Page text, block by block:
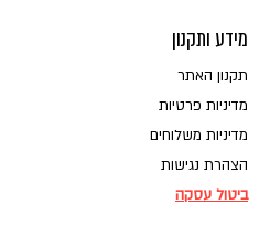
מידע ותקנון
תקנון האתר
מדיניות פרטיות
מדיניות משלוחים
הצהרת נגישות
ביטול עסקה